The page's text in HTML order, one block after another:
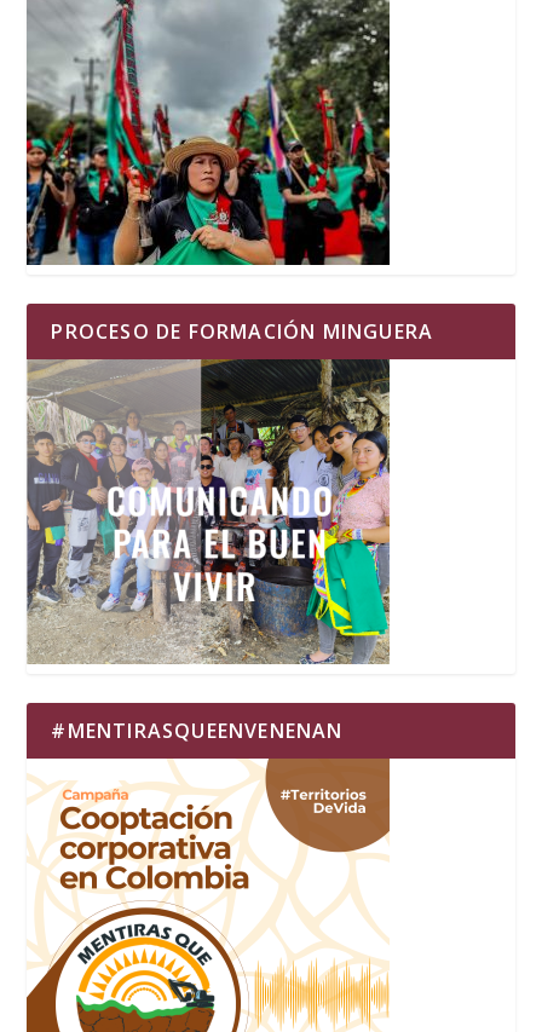
PROCESO DE FORMACIÓN MINGUERA
#MENTIRASQUEENVENENAN